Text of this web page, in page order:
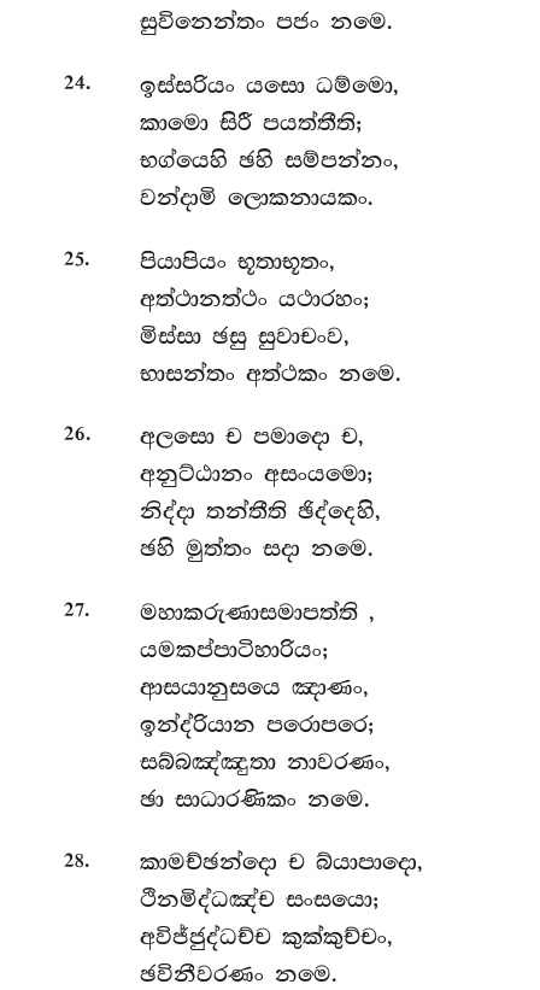
සුවිනෙන්තං පජං නමෙ.
24. ඉස්සරියං යසො ධම්මො,
කාමො සිරී පයත්තීති;
භග්යෙහි ඡහි සම්පන්නං,
වන්දාමි ලොකනායකං.
25. පියාපියං භූතාභූතං,
අත්ථානත්ථං යථාරහං;
මිස්සා ඡසු සුවාචංව,
භාසන්තං අත්ථකං නමෙ.
26.
අලසො ච පමාදො ච,
අනුට්ඨානං අසංයමො;
නිද්දා තන්තීති ඡිද්දෙහි,
ඡහි මුත්තං සදා නමෙ.
27. මහාකරුණාසමාපත්ති ,
යමකප්පාටිහාරියං;
ආසයානුසයෙ ඤාණං,
ඉන්ද්රියාන පරොපරෙ;
සබ්බඤ්ඤුතා නාවරණං,
ඡා සාධාරණිකං නමෙ.
28. කාමච්ඡන්දො ච බ්යාපාදො,
ථිනමිද්ධඤ්ච සංසයො;
අවිජ්ජුද්ධච්ච කුක්කුච්චං,
ඡවිනීවරණං නමෙ.